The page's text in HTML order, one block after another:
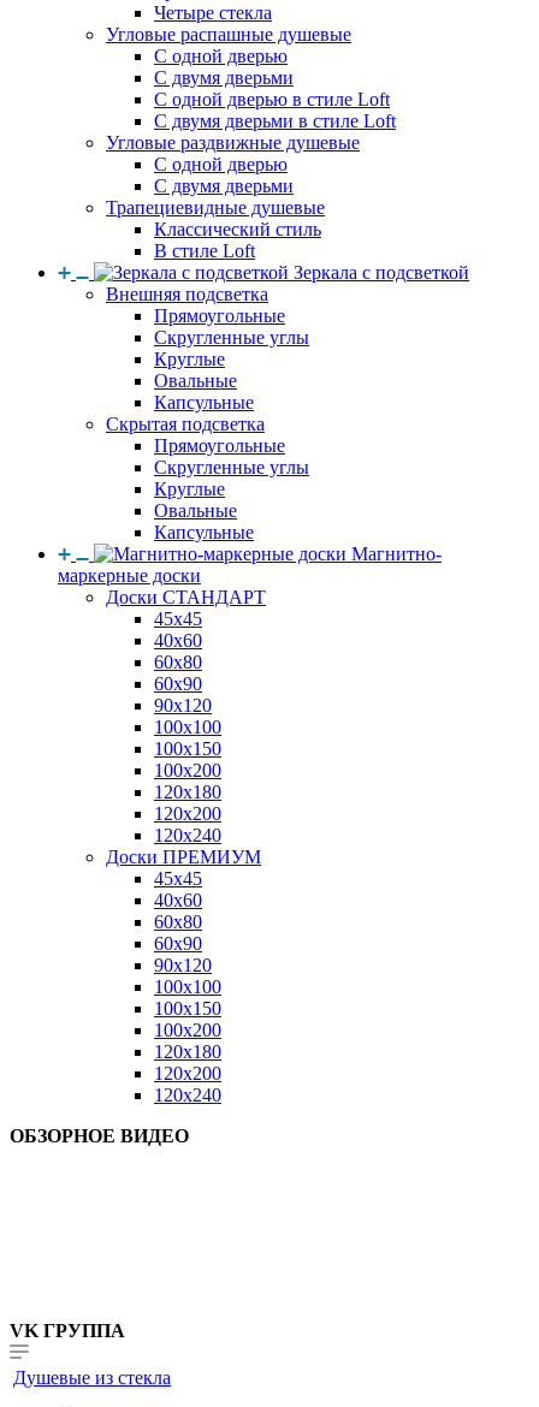
Четыре стекла
Угловые распашные душевые
С одной дверью
С двумя дверьми
С одной дверью в стиле Loft
С двумя дверьми в стиле Loft
Угловые раздвижные душевые
С одной дверью
С двумя дверьми
Трапециевидные душевые
Классический стиль
В стиле Loft
Зеркала с подсветкой
Внешняя подсветка
Прямоугольные
Скругленные углы
Круглые
Овальные
Капсульные
Скрытая подсветка
Прямоугольные
Скругленные углы
Круглые
Овальные
Капсульные
Магнитно-
маркерные доски
Доски СТАНДАРТ
45x45
40x60
60x80
60x90
90x120
100x100
100x150
100x200
120x180
120x200
120x240
Доски ПРЕМИУМ
45x45
40x60
60x80
60x90
90x120
100x100
100x150
100x200
120x180
120x200
120x240
ОБЗОРНОЕ ВИДЕО
VK ГРУППА
Душевые из стекла